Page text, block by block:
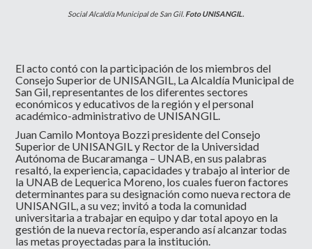
Social Alcaldía Municipal de San Gil. Foto UNISANGIL.
El acto contó con la participación de los miembros del
Consejo Superior de UNISANGIL, La Alcaldía Municipal de
San Gil, representantes de los diferentes sectores
económicos y educativos de la región y el personal
académico-administrativo de UNISANGIL.
Juan Camilo Montoya Bozzi presidente del Consejo
Superior de UNISANGIL y Rector de la Universidad
Autónoma de Bucaramanga – UNAB, en sus palabras
resaltó, la experiencia, capacidades y trabajo al interior de
la UNAB de Lequerica Moreno, los cuales fueron factores
determinantes para su designación como nueva rectora de
UNISANGIL, a su vez; invitó a toda la comunidad
universitaria a trabajar en equipo y dar total apoyo en la
gestión de la nueva rectoría, esperando así alcanzar todas
las metas proyectadas para la institución.